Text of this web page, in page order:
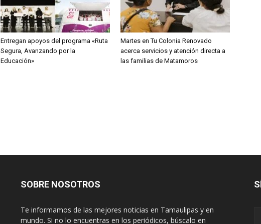
Entregan apoyos del programa «Ruta
Segura, Avanzando por la
Educación»
Martes en Tu Colonia Renovado
acerca servicios y atención directa a
las familias de Matamoros
SOBRE NOSOTROS
Te informamos de las mejores noticias en Tamaulipas y en
mundo. Si no lo encuentras en los periódicos, búscalo en